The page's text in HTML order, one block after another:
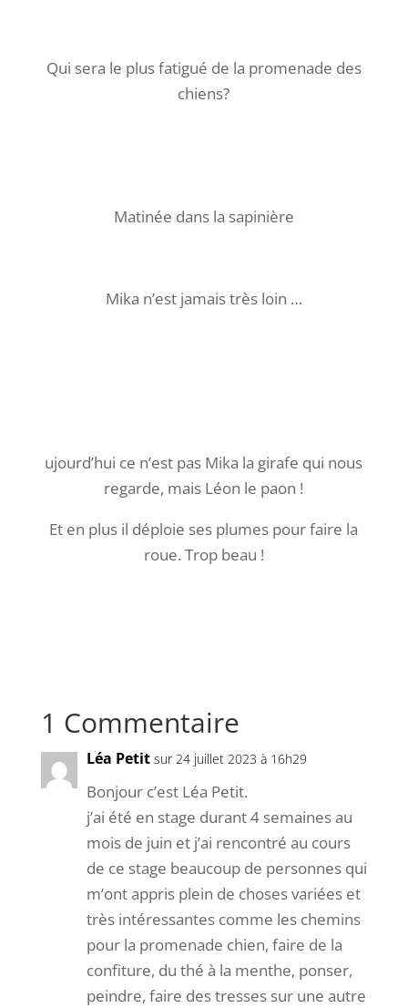
Qui sera le plus fatigué de la promenade des
chiens?
Matinée dans la sapinière
Mika n’est jamais très loin …
ujourd’hui ce n’est pas Mika la girafe qui nous
regarde, mais Léon le paon !
Et en plus il déploie ses plumes pour faire la
roue. Trop beau !
1 Commentaire
Léa Petit sur 24 juillet 2023 à 16h29
Bonjour c’est Léa Petit.
j’ai été en stage durant 4 semaines au
mois de juin et j’ai rencontré au cours
de ce stage beaucoup de personnes qui
m’ont appris plein de choses variées et
très intéressantes comme les chemins
pour la promenade chien, faire de la
confiture, du thé à la menthe, ponser,
peindre, faire des tresses sur une autre